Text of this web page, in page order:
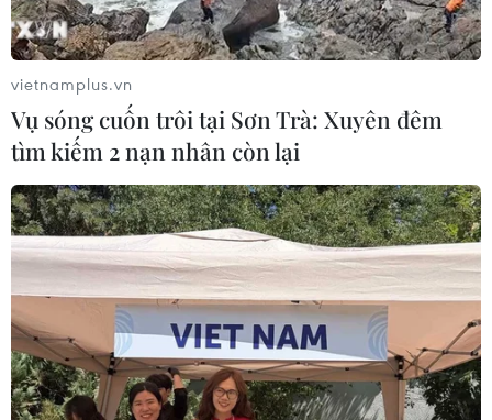
nhẹ, thương hiệu SJC lùi về
ngưỡng 142,2 triệu đồng
07/08/2026 02:21
xem xét cấm tàu Mỹ và
Israel qua eo biển Hormuz
07/08/2026 00:45
vietnamplus.vn
Vụ sóng cuốn trôi tại Sơn Trà: Xuyên đêm
tìm kiếm 2 nạn nhân còn lại